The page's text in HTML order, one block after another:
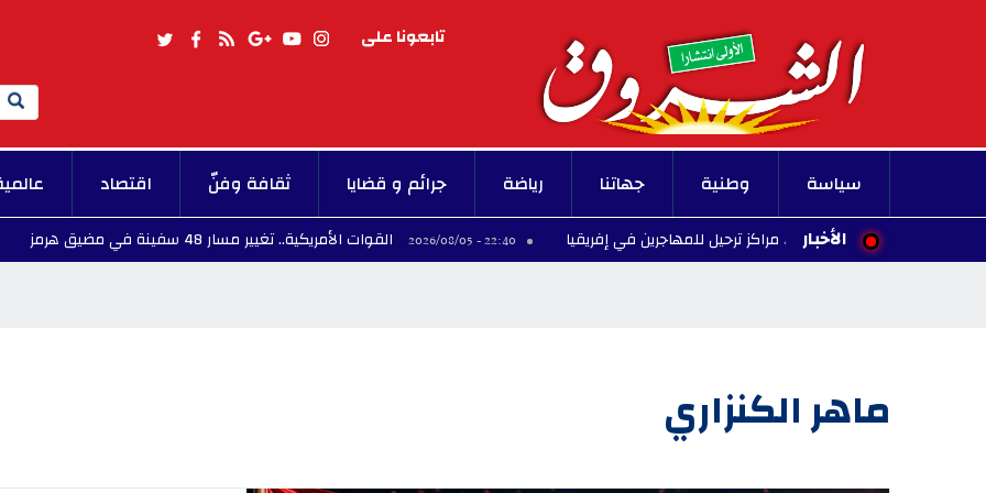
تابعونا على
Search
سياسة وطنية جهاتنا رياضة جرائم و قضايا ثقافة وفنّ اقتصاد
الأخبار
يؤيد إنشاء مراكز ترحيل للمهاجرين في إفريقيا 22:40 - 2026/08/05 القوات الأمريكية.. تغيير مسار 48 سفينة في مضيق هرمز 22:18 - 2026/08/05
ماهر الكنزاري